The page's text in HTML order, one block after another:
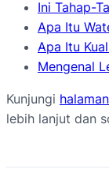
Ini Tahap-
Apa Itu
Apa Itu
Mengenal
Kunjungi
lebih lanjut dan